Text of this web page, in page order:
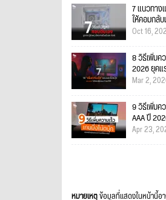
7 แนวทาง
ให้คอมกลั
Oct 16,
8 วิธีเพิ่มค
2026 ยุค
Mar 2,
9 วิธีเพิ่มค
AAA ปี
Apr 23,
หมายเหตุข้อมูลที่แสดงในหน้านี้อ